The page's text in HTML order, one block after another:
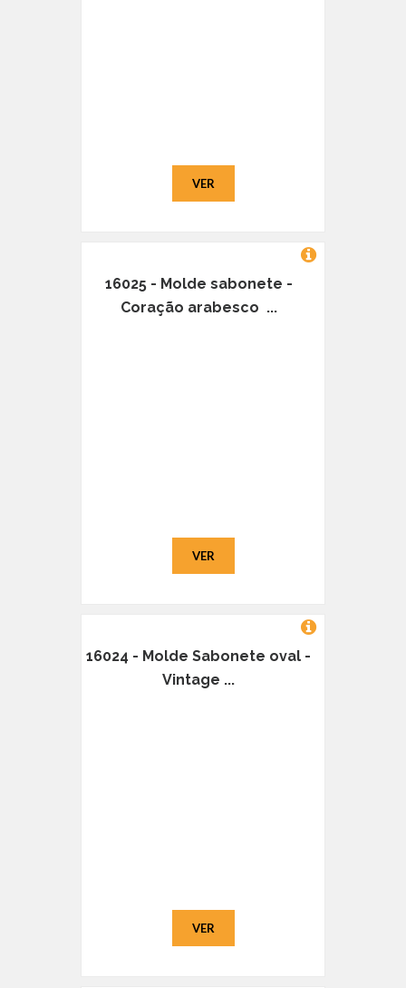
VER
16025 - Molde sabonete -
Coração arabesco ...
VER
16024 - Molde Sabonete oval -
Vintage ...
VER